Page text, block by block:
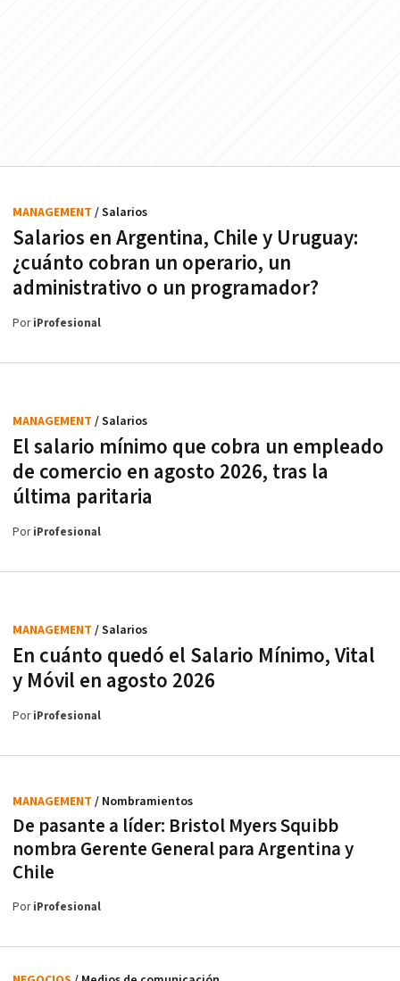
Salarios en Argentina, Chile y Uruguay:
¿cuánto cobran un operario, un
administrativo o un programador?
MANAGEMENT / Salarios
PoriProfesional
El salario mínimo que cobra un empleado
de comercio en agosto 2026, tras la
última paritaria
MANAGEMENT / Salarios
PoriProfesional
En cuánto quedó el Salario Mínimo, Vital
y Móvil en agosto 2026
MANAGEMENT / Salarios
PoriProfesional
De pasante a líder: Bristol Myers Squibb
nombra Gerente General para Argentina y
Chile
MANAGEMENT / Nombramientos
PoriProfesional